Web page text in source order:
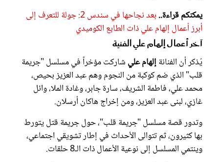
يمكنكم قراءة..
بعد نجاحها في سندس 2: جولة للتعرف إلى
أبرز أعمال إلهام علي ذات الطابع الكوميدي
آخر أعمال إلهام علي الفنية
يُذكر أن الفنانةإلهام علي شاركت مؤخراً في مسلسل "جريمة
قلب" الذي ضم كوكبة من النجوم وهم عبد العزيز بحيص،
محمد علي، فاطمة الشريف، سارة جابر، وغادة الملا، وائل
غازي، لبنى عبد العزيز، ومن إخراج هاكان أرسلان.
وتدور قصة مسلسل "جريمة قلب"، حول جريمة قتل يتورط
بها كثيرون، ثم تتوالى الأحداث في إطار تشويقي اجتماعي،
وينتمي المسلسل إلى نوعية الأعمال ذات الـ8 حلقات.